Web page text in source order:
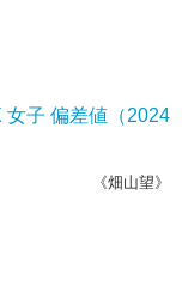
女子 偏差値（2024
《畑山望》